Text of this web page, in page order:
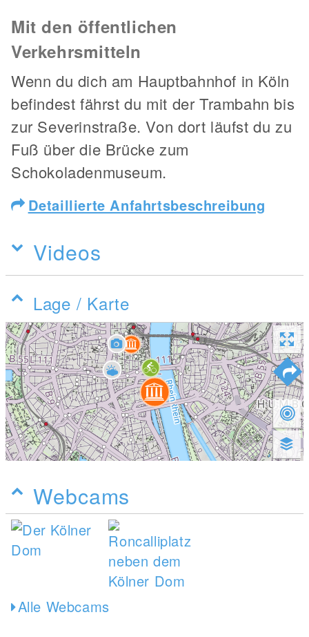
Mit den öffentlichen
Verkehrsmitteln
Wenn du dich am Hauptbahnhof in Köln
befindest fährst du mit der Trambahn bis
zur Severinstraße. Von dort läufst du zu
Fuß über die Brücke zum
Schokoladenmuseum.
Detaillierte Anfahrtsbeschreibung
Videos
Lage / Karte
Webcams
Alle Webcams